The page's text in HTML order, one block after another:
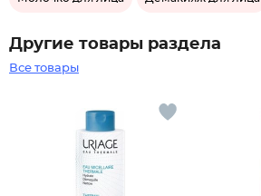
Другие товары раздела
Все товары